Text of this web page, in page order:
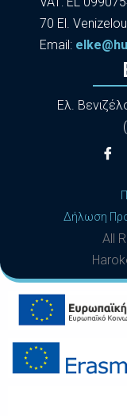
70 El.
Εmail:
Ελ.
Δήλωση
All